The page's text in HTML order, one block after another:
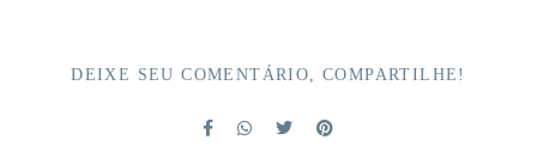
DEIXE SEU COMENTÁRIO, COMPARTILHE!